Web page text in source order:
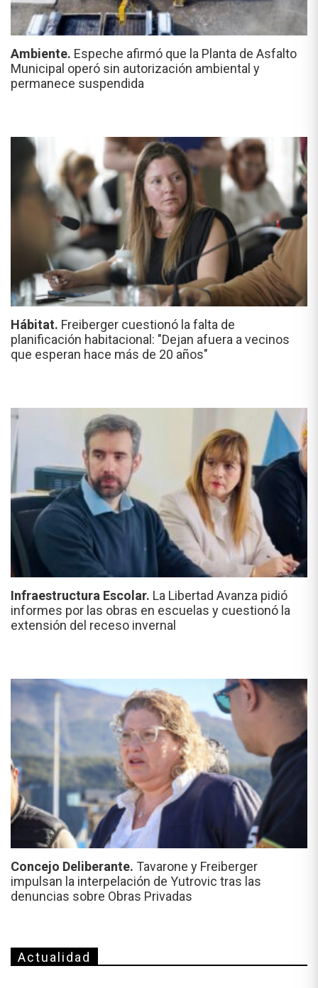
Ambiente. Espeche afirmó que la Planta de Asfalto
Municipal operó sin autorización ambiental y
permanece suspendida
Hábitat. Freiberger cuestionó la falta de
planificación habitacional: "Dejan afuera a vecinos
que esperan hace más de 20 años"
Infraestructura Escolar. La Libertad Avanza pidió
informes por las obras en escuelas y cuestionó la
extensión del receso invernal
Concejo Deliberante. Tavarone y Freiberger
impulsan la interpelación de Yutrovic tras las
denuncias sobre Obras Privadas
Actualidad